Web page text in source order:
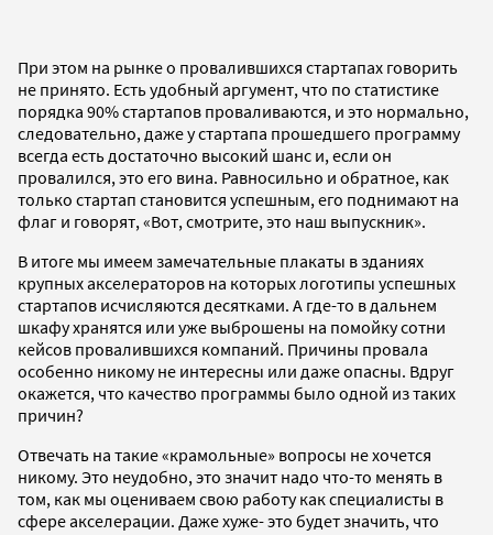
При этом на рынке о провалившихся стартапах говорить
не принято. Есть удобный аргумент, что по статистике
порядка 90% стартапов проваливаются, и это нормально,
следовательно, даже у стартапа прошедшего программу
всегда есть достаточно высокий шанс и, если он
провалился, это его вина. Равносильно и обратное, как
только стартап становится успешным, его поднимают на
флаг и говорят, «Вот, смотрите, это наш выпускник».
В итоге мы имеем замечательные плакаты в зданиях
крупных акселераторов на которых логотипы успешных
стартапов исчисляются десятками. А где-то в дальнем
шкафу хранятся или уже выброшены на помойку сотни
кейсов провалившихся компаний. Причины провала
особенно никому не интересны или даже опасны. Вдруг
окажется, что качество программы было одной из таких
причин?
Отвечать на такие «крамольные» вопросы не хочется
никому. Это неудобно, это значит надо что-то менять в
том, как мы оцениваем свою работу как специалисты в
сфере акселерации. Даже хуже- это будет значить, что